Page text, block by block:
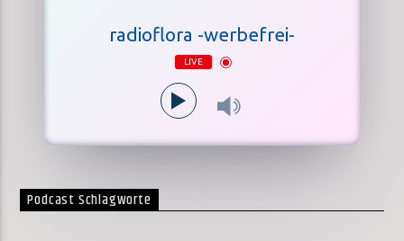
radioflora -werbefrei-
LIVE
Podcast Schlagworte